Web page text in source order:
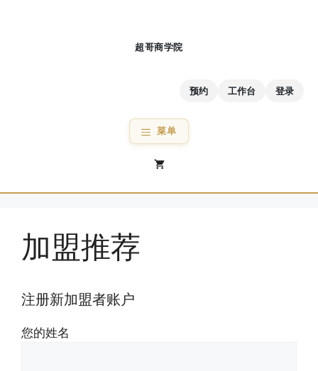
预约 工作台 登录
菜单
加盟推荐
注册新加盟者账户
您的姓名